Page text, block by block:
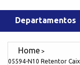
Departamentos
05594-N10 Retentor